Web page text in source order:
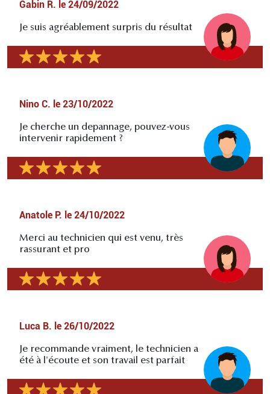
Gabin R. le 24/09/2022
Je suis agréablement surpris du résultat
Nino C. le 23/10/2022
Je cherche un depannage, pouvez-vous
intervenir rapidement ?
Anatole P. le 24/10/2022
Merci au technicien qui est venu, très
rassurant et pro
Luca B. le 26/10/2022
Je recommande vraiment, le technicien a
été à l'écoute et son travail est parfait